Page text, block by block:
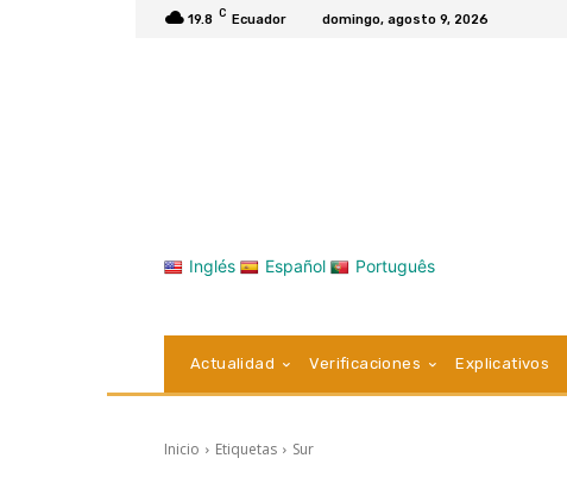
19.8 C Ecuador domingo, agosto 9, 2026
Inglés Español Português
Actualidad Verificaciones Explicativos
Inicio Etiquetas Sur